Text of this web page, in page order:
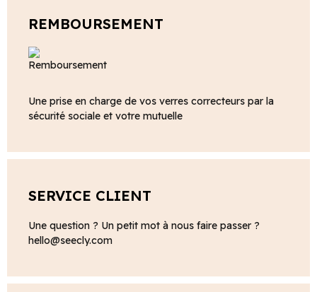
REMBOURSEMENT
Une prise en charge de vos verres correcteurs par la
sécurité sociale et votre mutuelle
SERVICE CLIENT
Une question ? Un petit mot à nous faire passer ?
hello@seecly.com